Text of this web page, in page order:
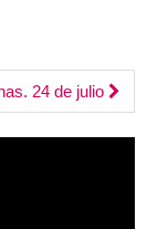
24 de julio